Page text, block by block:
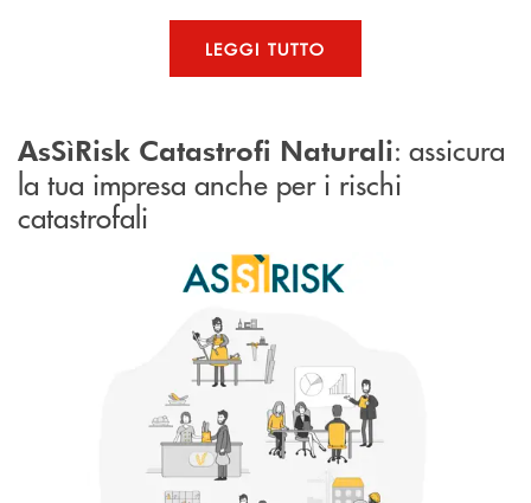
LEGGI TUTTO
AsSìRisk Catastrofi Naturali: assicura
la tua impresa anche per i rischi
catastrofali